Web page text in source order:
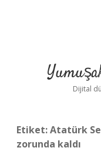
Dijital
Etiket:Atatürk
zorunda kaldı